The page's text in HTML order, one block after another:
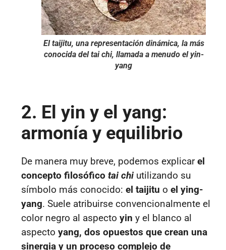
El taijitu, una representación dinámica, la más
conocida del tai chi, llamada a menudo el yin-
yang
2. El yin y el yang:
armonía y equilibrio
De manera muy breve, podemos explicarel
concepto filosófico tai chi utilizando su
símbolo más conocido: el taijitu o el ying-
yang. Suele atribuirse convencionalmente el
color negro al aspecto yin y el blanco al
aspecto yang, dos opuestos que crean una
sinergia y un proceso complejo de